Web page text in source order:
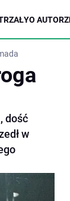
O
dość
w